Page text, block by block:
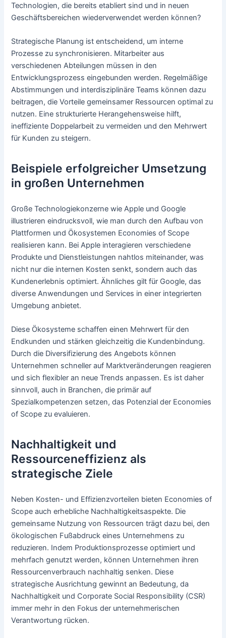
Technologien, die bereits etabliert sind und in neuen
Geschäftsbereichen wiederverwendet werden können?
Strategische Planung ist entscheidend, um interne
Prozesse zu synchronisieren. Mitarbeiter aus
verschiedenen Abteilungen müssen in den
Entwicklungsprozess eingebunden werden. Regelmäßige
Abstimmungen und interdisziplinäre Teams können dazu
beitragen, die Vorteile gemeinsamer Ressourcen optimal zu
nutzen. Eine strukturierte Herangehensweise hilft,
ineffiziente Doppelarbeit zu vermeiden und den Mehrwert
für Kunden zu steigern.
Beispiele erfolgreicher Umsetzung
in großen Unternehmen
Große Technologiekonzerne wie Apple und Google
illustrieren eindrucksvoll, wie man durch den Aufbau von
Plattformen und Ökosystemen Economies of Scope
realisieren kann. Bei Apple interagieren verschiedene
Produkte und Dienstleistungen nahtlos miteinander, was
nicht nur die internen Kosten senkt, sondern auch das
Kundenerlebnis optimiert. Ähnliches gilt für Google, das
diverse Anwendungen und Services in einer integrierten
Umgebung anbietet.
Diese Ökosysteme schaffen einen Mehrwert für den
Endkunden und stärken gleichzeitig die Kundenbindung.
Durch die Diversifizierung des Angebots können
Unternehmen schneller auf Marktveränderungen reagieren
und sich flexibler an neue Trends anpassen. Es ist daher
sinnvoll, auch in Branchen, die primär auf
Spezialkompetenzen setzen, das Potenzial der Economies
of Scope zu evaluieren.
Nachhaltigkeit und
Ressourceneffizienz als
strategische Ziele
Neben Kosten- und Effizienzvorteilen bieten Economies of
Scope auch erhebliche Nachhaltigkeitsaspekte. Die
gemeinsame Nutzung von Ressourcen trägt dazu bei, den
ökologischen Fußabdruck eines Unternehmens zu
reduzieren. Indem Produktionsprozesse optimiert und
mehrfach genutzt werden, können Unternehmen ihren
Ressourcenverbrauch nachhaltig senken. Diese
strategische Ausrichtung gewinnt an Bedeutung, da
Nachhaltigkeit und Corporate Social Responsibility (CSR)
immer mehr in den Fokus der unternehmerischen
Verantwortung rücken.